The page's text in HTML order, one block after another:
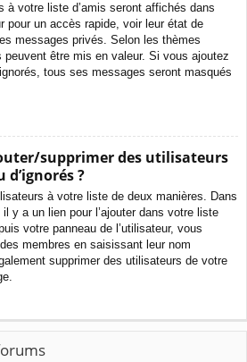
à votre liste d’amis seront affichés dans
pour un accès rapide, voir leur état de
messages privés. Selon les thèmes
être mis en valeur. Si vous ajoutez
tous ses messages seront masqués
supprimer des utilisateurs
d’ignorés ?
à votre liste de deux manières. Dans
y a un lien pour l’ajouter dans votre liste
votre panneau de l’utilisateur, vous
membres en saisissant leur nom
supprimer des utilisateurs de votre